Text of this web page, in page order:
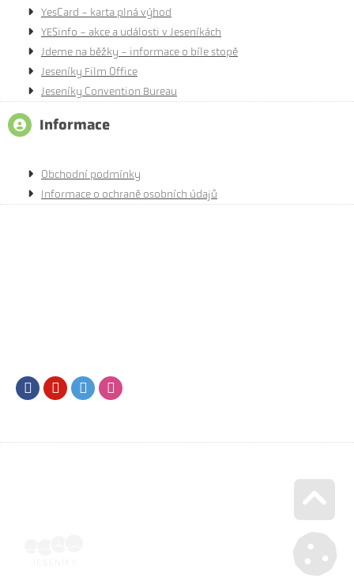
YesCard - karta plná výhod
YESinfo - akce a události v Jeseníkách
Jdeme na běžky - informace o bíle stopě
Jeseníky Film Office
Jeseníky Convention Bureau
Informace
Obchodní podmínky
Informace o ochraně osobních údajů
FacebookYoutubeTwitter
Go